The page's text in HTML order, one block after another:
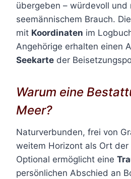
übergeben – würdevoll und
seemännischem Brauch.
mit Koordinaten im
Angehörige erhalten einen
Seekarte der
Warum eine
Meer?
Naturverbunden, frei von
weitem Horizont als Ort der
Optional ermöglicht eine
persönlichen Abschied an